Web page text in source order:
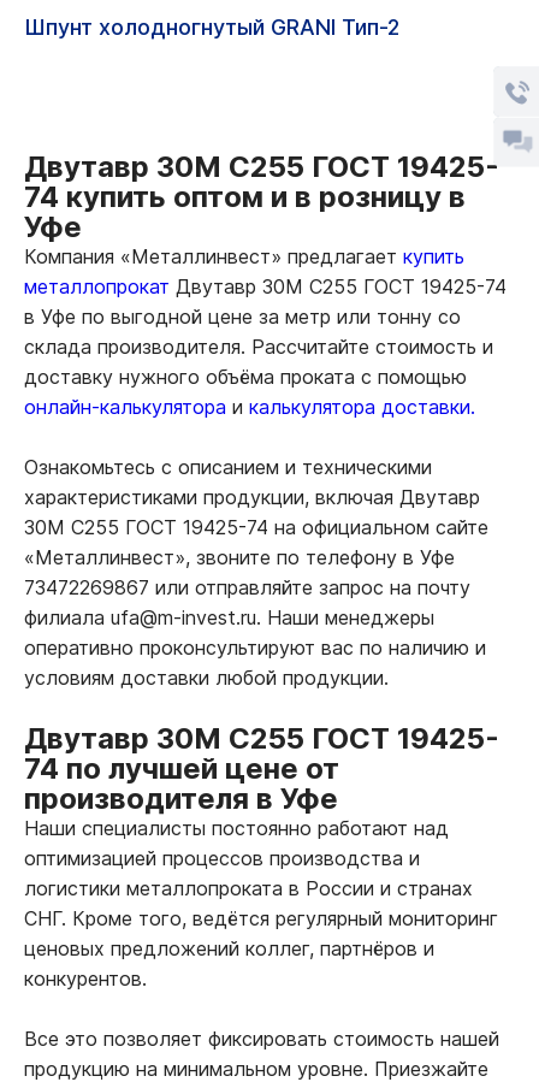
Шпунт холодногнутый GRANI Тип-2
Двутавр 30М С255 ГОСТ 19425-
74 купить оптом и в розницу в
Уфе
Компания «Металлинвест» предлагает купить
металлопрокат Двутавр 30М С255 ГОСТ 19425-74
в Уфе по выгодной цене за метр или тонну со
склада производителя. Рассчитайте стоимость и
доставку нужного объёма проката с помощью
онлайн-калькулятора и калькулятора доставки.
Ознакомьтесь с описанием и техническими
характеристиками продукции, включая Двутавр
30М С255 ГОСТ 19425-74 на официальном сайте
«Металлинвест», звоните по телефону в Уфе
73472269867 или отправляйте запрос на почту
филиала ufa@m-invest.ru. Наши менеджеры
оперативно проконсультируют вас по наличию и
условиям доставки любой продукции.
Двутавр 30М С255 ГОСТ 19425-
74 по лучшей цене от
производителя в Уфе
Наши специалисты постоянно работают над
оптимизацией процессов производства и
логистики металлопроката в России и странах
СНГ. Кроме того, ведётся регулярный мониторинг
ценовых предложений коллег, партнёров и
конкурентов.
Все это позволяет фиксировать стоимость нашей
продукцию на минимальном уровне. Приезжайте